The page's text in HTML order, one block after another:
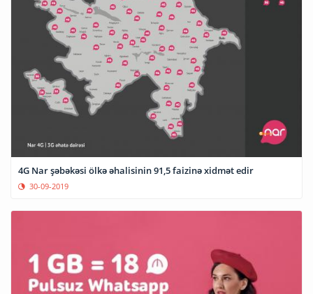
4G Nar şəbəkəsi ölkə əhalisinin 91,5 faizinə xidmət edir
30-09-2019